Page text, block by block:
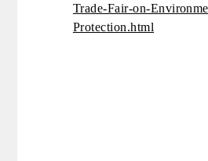
Trade-Fair-on-
Protection.html